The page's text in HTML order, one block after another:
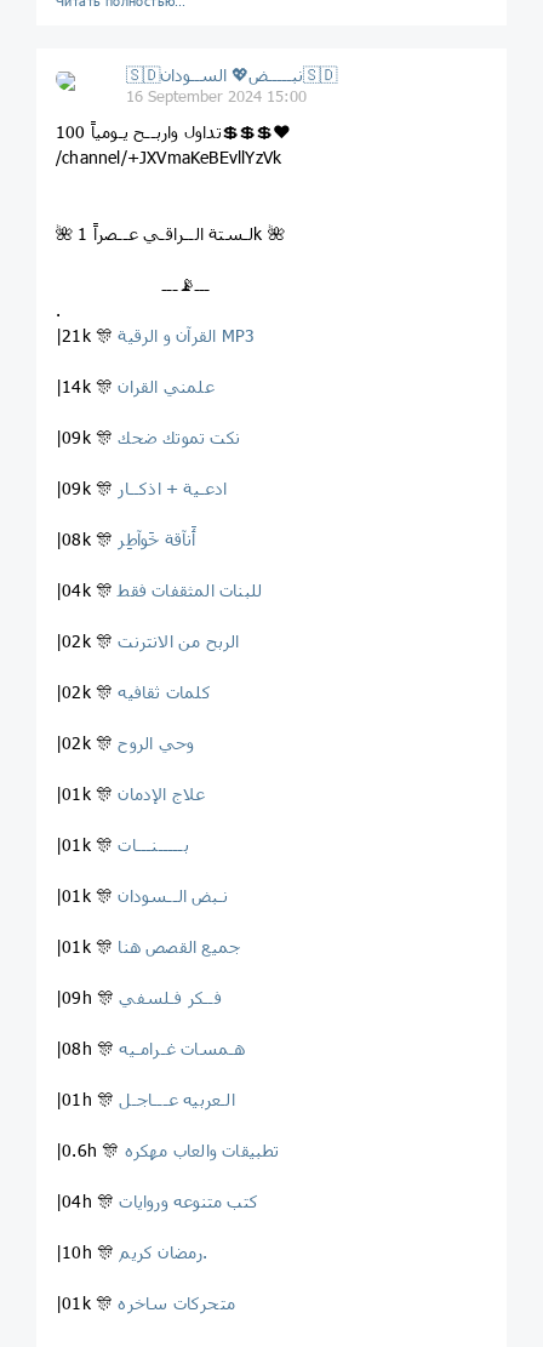
🇸🇩نبـــــض💖 الســودان🇸🇩
16 September 2024 15:00
تداول واربــح يـومياً 100💲💲💲❤️
/channel/+JXVmaKeBEvllYzVk
🌺 لـستة الــراقـي عــصراً 1k 🌺
ـــ📡ـــ
.
|21k 🎊
القرآن و الرقية MP3
|14k 🎊علمني القران
|09k 🎊نكت تموتك ضحك
|09k 🎊 ادعـية + اذكــار
|08k 🎊 ٲَنآقة خَوآطِر
|04k 🎊للبنات المثقفات فقط
|02k 🎊الربح من الانترنت
|02k 🎊کلمات ثقافیه
|02k 🎊وحي الروح
|01k 🎊علاج الإدمان
|01k 🎊
|01k 🎊نـبض الــسودان
|01k 🎊 جميع القصص هنا
|09h 🎊فــكر فـلسفي
|08h 🎊
|01h 🎊الـعربيه عـــاجـل
|0.6h 🎊 تطبيقات والعاب مهكره
|04h 🎊كتب متنوعه وروايات
|10h 🎊 رمضان كريم.
|01k 🎊متحركات ساخره